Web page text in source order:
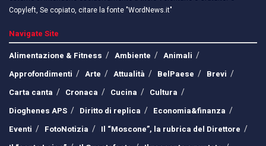
Copyleft, Se copiato, citare la fonte "WordNews.it"
Navigate Site
Alimentazione & Fitness
Ambiente
Animali
Approfondimenti
Arte Attualità BelPaese
Brevi
Carta canta
Cronaca Cucina
Cultura
Dioghenes APS
Diritto di replica
Economia&finanza
Eventi
FotoNotizia
Il “Moscone”, la rubrica del Direttore